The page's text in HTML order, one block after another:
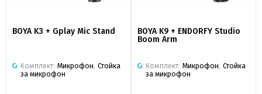
BOYA K3 + Gplay Mic Stand
Комплект: Микрофон, Стойка
за микрофон
BOYA K9 + ENDORFY Studio
Boom Arm
Комплект: Микрофон, Стойка
за микрофон